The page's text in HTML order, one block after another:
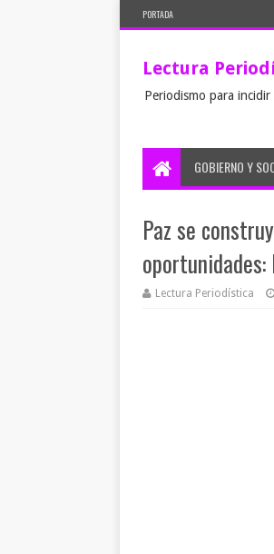
PORTADA
Lectura
Periodismo para incidir
GOBIERNO Y
Paz se
oportunidades:
Lectura Periodística